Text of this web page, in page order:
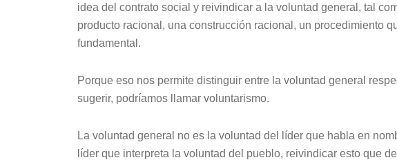
idea del contrato social y reivindicar a la voluntad general, tal
producto racional, una construcción racional, un procedimiento
fundamental.
Porque eso nos permite distinguir entre la voluntad general
sugerir, podríamos llamar voluntarismo.
La voluntad general no es la voluntad del líder que habla en
líder que interpreta la voluntad del pueblo, reivindicar esto que